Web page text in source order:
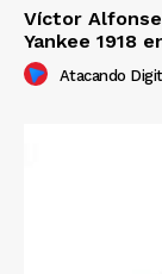
Víctor
Yankee 1918
Atacando